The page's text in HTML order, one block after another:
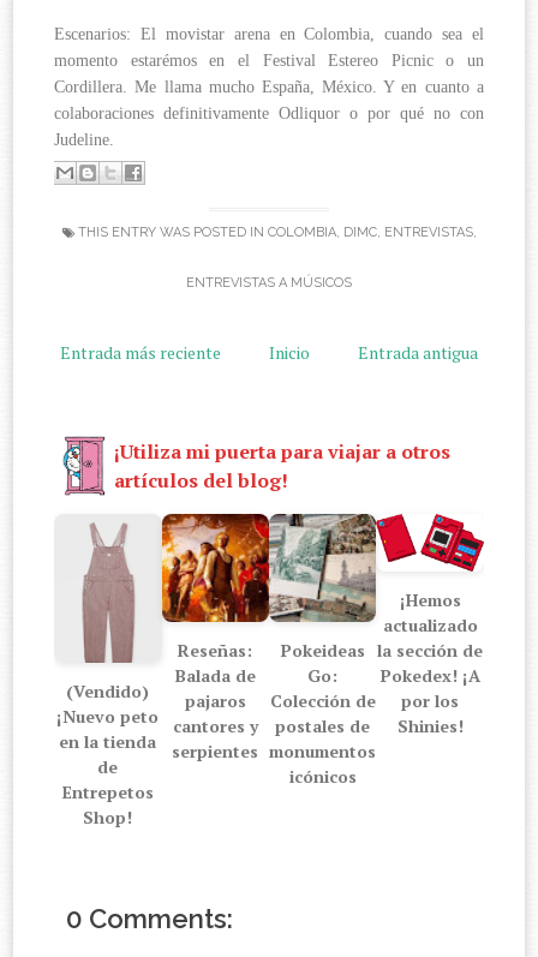
Escenarios: El movistar arena en Colombia, cuando sea el
momento estarémos en el Festival Estereo Picnic o un
Cordillera. Me llama mucho España, México. Y en cuanto a
colaboraciones definitivamente Odliquor o por qué no con
Judeline.
THIS ENTRY WAS POSTED IN COLOMBIA, DIMC, ENTREVISTAS,
ENTREVISTAS A MÚSICOS
Entrada más reciente Entrada antigua
Inicio
¡Utiliza mi puerta para viajar a otros
artículos del blog!
(Vendido)
¡Nuevo peto
en la tienda
de
Entrepetos
Shop!
Reseñas:
Balada de
pajaros
cantores y
serpientes
Pokeideas
Go:
Colección de
postales de
monumentos
icónicos
¡Hemos
actualizado
la sección de
Pokedex! ¡A
por los
Shinies!
0 Comments: